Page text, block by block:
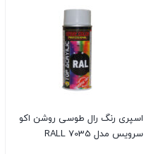
اسپری رنگ رال طوسی روشن اکو
سرویس مدل RALL 7035